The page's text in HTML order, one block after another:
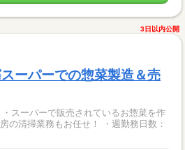
3日以内公開
スーパーでの惣菜製造＆売
スーパーで販売されているお惣菜を作
務もお任せ！ ・週勤務日数：